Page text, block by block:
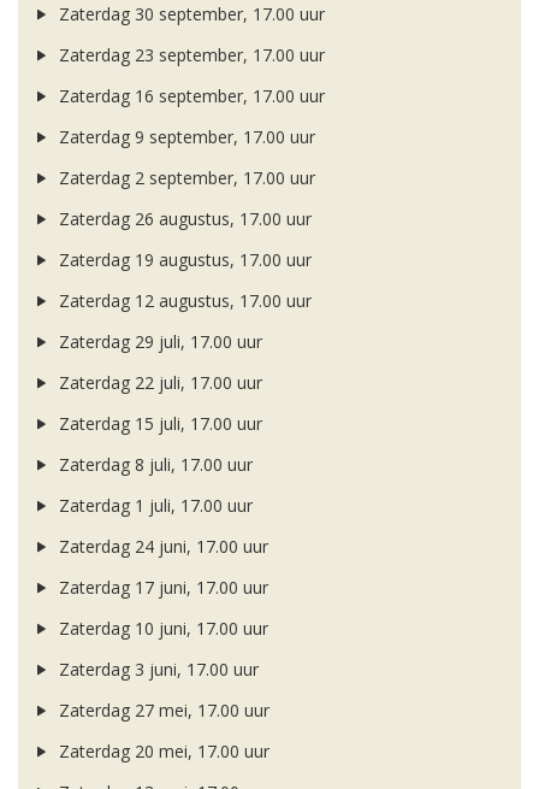
Zaterdag 30 september, 17.00 uur
Zaterdag 23 september, 17.00 uur
Zaterdag 16 september, 17.00 uur
Zaterdag 9 september, 17.00 uur
Zaterdag 2 september, 17.00 uur
Zaterdag 26 augustus, 17.00 uur
Zaterdag 19 augustus, 17.00 uur
Zaterdag 12 augustus, 17.00 uur
Zaterdag 29 juli, 17.00 uur
Zaterdag 22 juli, 17.00 uur
Zaterdag 15 juli, 17.00 uur
Zaterdag 8 juli, 17.00 uur
Zaterdag 1 juli, 17.00 uur
Zaterdag 24 juni, 17.00 uur
Zaterdag 17 juni, 17.00 uur
Zaterdag 10 juni, 17.00 uur
Zaterdag 3 juni, 17.00 uur
Zaterdag 27 mei, 17.00 uur
Zaterdag 20 mei, 17.00 uur